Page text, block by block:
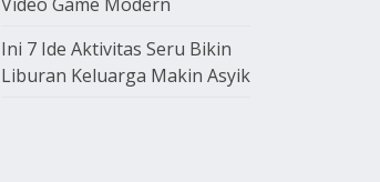
Ini 7 Ide Aktivitas Seru Bikin
Liburan Keluarga Makin Asyik